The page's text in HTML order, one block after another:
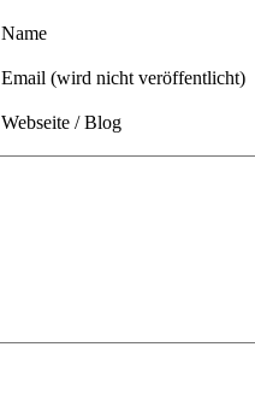
Name
Email (wird nicht veröffentlicht)
Webseite / Blog